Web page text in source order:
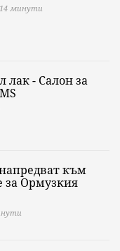
минути
лак - Салон за
към
за Ормузкия